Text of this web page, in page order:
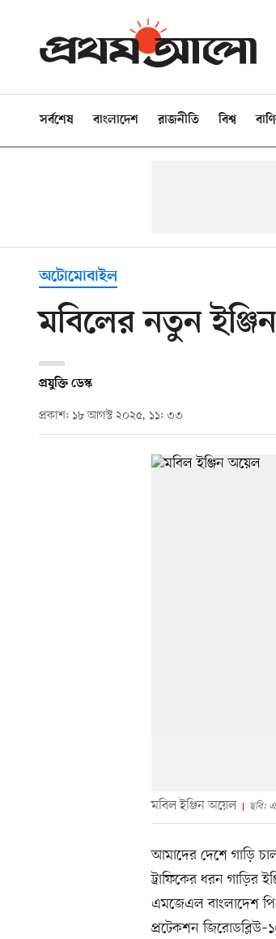
সর্বশেষ বাংলাদেশ রাজনীতি বিশ্ব
অটোমোবাইল
মবিলের নতুন
প্রযুক্তি ডেস্ক
প্রকাশ: ১৮ আগস্ট ২০২৫, ১১: ৩৩
মবিল ইঞ্জিন অয়েল ছবি:
আমাদের দেশে গাড়ি
ট্রাফিকের ধরন গাড়ির
এমজেএল বাংলাদেশ
প্রটেকশন